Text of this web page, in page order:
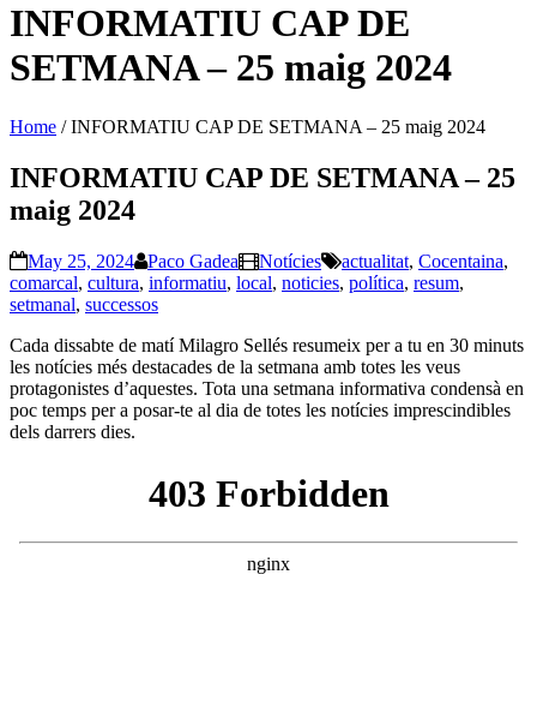
INFORMATIU CAP DE
SETMANA – 25 maig 2024
Home /INFORMATIU CAP DE SETMANA – 25 maig 2024
INFORMATIU CAP DE SETMANA – 25
maig 2024
May 25, 2024 Paco Gadea Notícies actualitat, Cocentaina,
comarcal, cultura, informatiu, local, noticies, política, resum,
setmanal, successos
Cada dissabte de matí Milagro Sellés resumeix per a tu en 30 minuts
les notícies més destacades de la setmana amb totes les veus
protagonistes d’aquestes. Tota una setmana informativa condensà en
poc temps per a posar-te al dia de totes les notícies imprescindibles
dels darrers dies.